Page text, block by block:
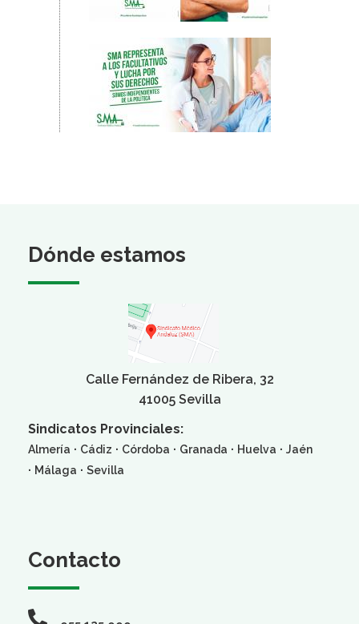
Dónde estamos
Calle Fernández de Ribera, 32
41005 Sevilla
Sindicatos Provinciales:
Almería · Cádiz · Córdoba · Granada · Huelva · Jaén
· Málaga · Sevilla
Contacto